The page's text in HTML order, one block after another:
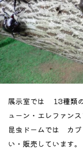
展示室では 13種類
ューン・エレファン
昆虫ドームでは カブ
い・販売しています。